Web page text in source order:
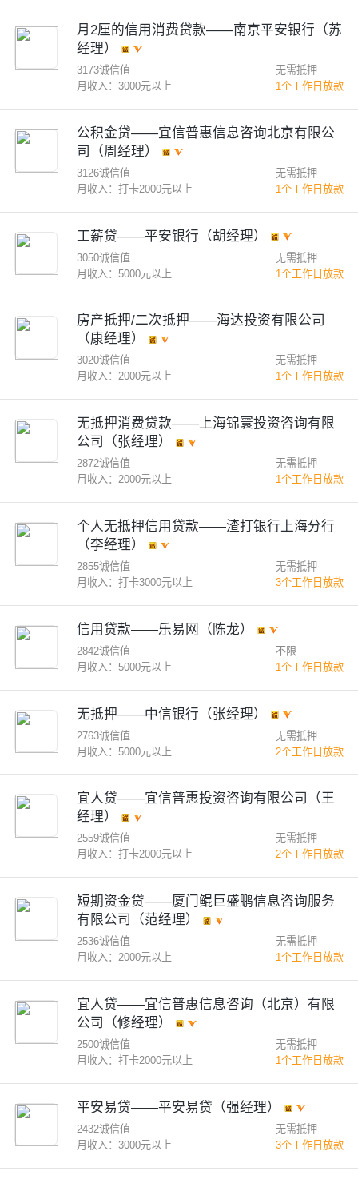
月2厘的信用消费贷款——南京平安银行（苏
经理）
3173诚信值
月收入：3000元以上
无需抵押
1个工作日放款
公积金贷——宜信普惠信息咨询北京有限公
司（周经理）
3126诚信值
月收入：打卡2000元以上
无需抵押
1个工作日放款
工薪贷——平安银行（胡经理）
3050诚信值
月收入：5000元以上
无需抵押
1个工作日放款
房产抵押/二次抵押——海达投资有限公司
（康经理）
3020诚信值
月收入：2000元以上
无需抵押
1个工作日放款
无抵押消费贷款——上海锦寰投资咨询有限
公司（张经理）
2872诚信值
月收入：2000元以上
无需抵押
1个工作日放款
个人无抵押信用贷款——渣打银行上海分行
（李经理）
2855诚信值
月收入：打卡3000元以上
无需抵押
3个工作日放款
信用贷款——乐易网（陈龙）
2842诚信值
月收入：5000元以上
不限
1个工作日放款
无抵押——中信银行（张经理）
2763诚信值
月收入：5000元以上
无需抵押
2个工作日放款
宜人贷——宜信普惠投资咨询有限公司（王
经理）
2559诚信值
月收入：打卡2000元以上
无需抵押
2个工作日放款
短期资金贷——厦门鲲巨盛鹏信息咨询服务
有限公司（范经理）
2536诚信值
月收入：2000元以上
无需抵押
1个工作日放款
宜人贷——宜信普惠信息咨询（北京）有限
公司（修经理）
2500诚信值
月收入：打卡2000元以上
无需抵押
1个工作日放款
平安易贷——平安易贷（强经理）
2432诚信值
月收入：3000元以上
无需抵押
3个工作日放款